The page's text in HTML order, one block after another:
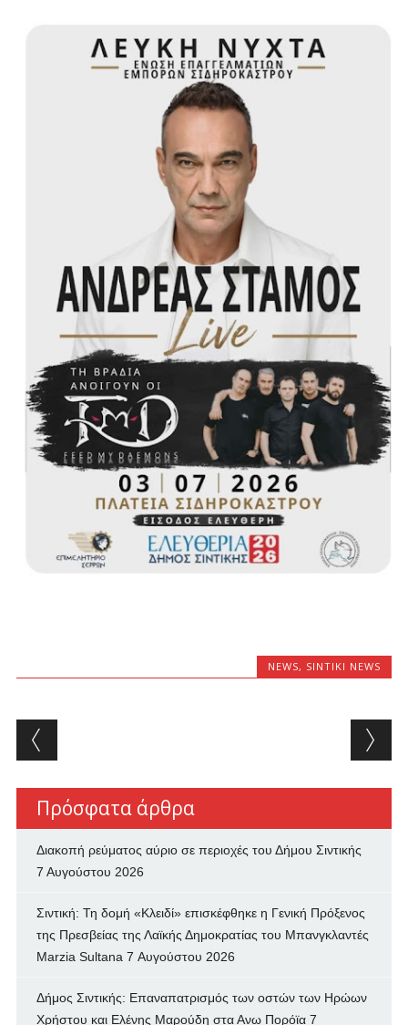
NEWS, SINTIKI NEWS
Post navigation
Πρόσφατα άρθρα
Διακοπή ρεύματος αύριο σε περιοχές του Δήμου Σιντικής
7 Αυγούστου 2026
Σιντική: Τη δομή «Κλειδί» επισκέφθηκε η Γενική Πρόξενος
της Πρεσβείας της Λαϊκής Δημοκρατίας του Μπανγκλαντές
Marzia Sultana 7 Αυγούστου 2026
Δήμος Σιντικής: Επαναπατρισμός των oστών των Ηρώων
Χρήστου και Ελένης Μαρούδη στα Ανω Πορόϊα 7